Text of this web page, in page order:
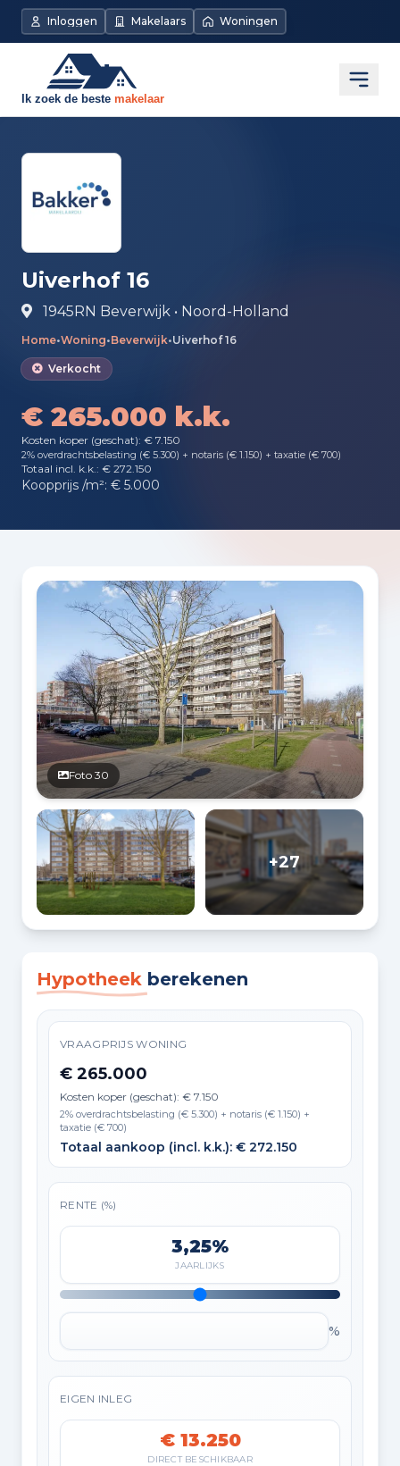
Direct naar de inhoud
Inloggen Makelaars Woningen
Uiverhof 16
1945RN Beverwijk • Noord-Holland
Home•Woning•Beverwijk•Uiverhof 16
Verkocht
€ 265.000 k.k.
Kosten koper (geschat): € 7.150
2% overdrachtsbelasting (€ 5.300) + notaris (€ 1.150) + taxatie (€ 700)
Totaal incl. k.k.: € 272.150
Koopprijs /m²: € 5.000
Fotogalerij
Foto 30
+27
Hypotheek berekenen
VRAAGPRIJS WONING
€ 265.000
Kosten koper (geschat): € 7.150
2% overdrachtsbelasting (€ 5.300) + notaris (€ 1.150) +
taxatie (€ 700)
Totaal aankoop (incl. k.k.): € 272.150
RENTE (%)
3,25%
JAARLIJKS
%
EIGEN INLEG
€ 13.250
DIRECT BESCHIKBAAR